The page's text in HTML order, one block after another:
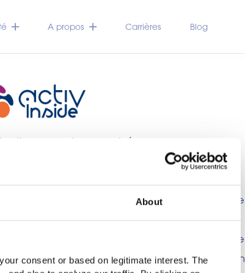
About
consent or based on legitimate interest. The
votre marché
destiné aux professionnels de l’industrie
aucun cas aux consommateurs. Ce site étant
contenir des déclarations, des allégations ou une
CE n. 1924/2006 ou à d'autres dispositions en
A propos Carrières Blog